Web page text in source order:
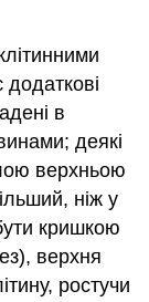
в
деякі
верхньою
ніж у
кришкою
верхня
ростучи